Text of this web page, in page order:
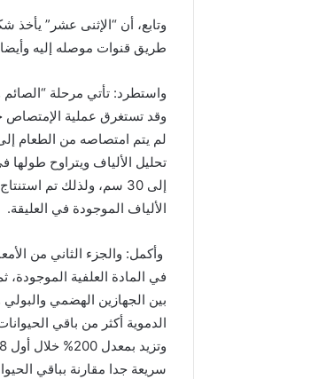
طريق قنوات موصله إليه
واستطرد: تأتي مرحلة
لم يتم امتصاصه من الطعام
إلى 30 سم، ولذلك تم
الألياف الموجودة في العليقة.
في المادة العلفية
بين الجهازين الهضمي
الدموية أكثر من باقي
سريعة جدا مقارنة بباقي